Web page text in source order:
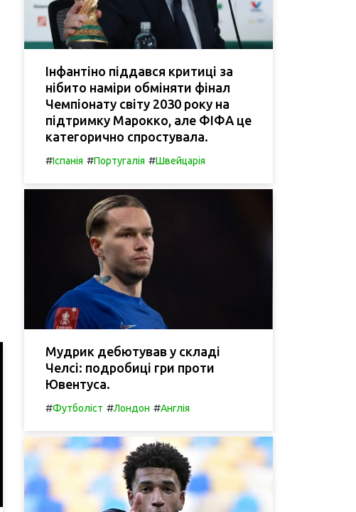
Інфантіно піддався критиці за
нібито наміри обміняти фінал
Чемпіонату світу 2030 року на
підтримку Марокко, але ФІФА це
категорично спростувала.
#Іспанія #Португалія #Швейцарія
Мудрик дебютував у складі
Челсі: подробиці гри проти
Ювентуса.
#Футболіст #Лондон #Англія